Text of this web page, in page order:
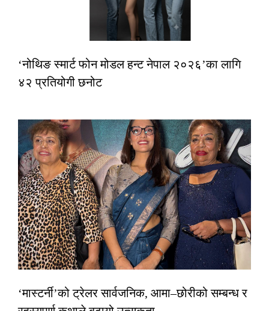
‘नोथिङ स्मार्ट फोन मोडल हन्ट नेपाल २०२६’का लागि
४२ प्रतियोगी छनोट
‘मास्टर्नी’को ट्रेलर सार्वजनिक, आमा–छोरीको सम्बन्ध र